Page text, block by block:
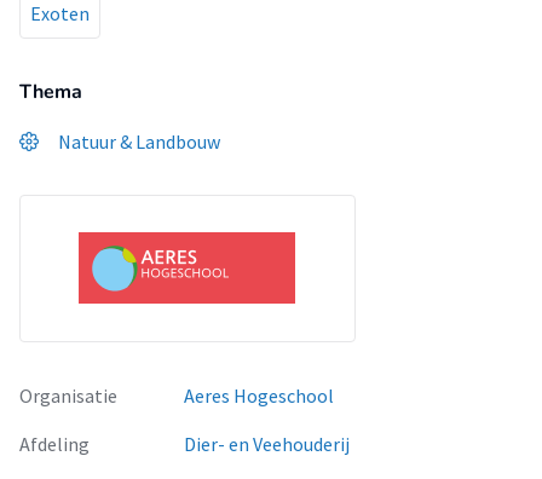
Exoten
Thema
Natuur & Landbouw
Organisatie
Aeres Hogeschool
Afdeling
Dier- en Veehouderij